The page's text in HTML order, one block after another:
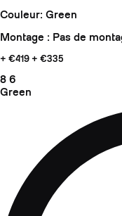
Couleur: Green
Montage : Pas de
+ €419 + €335
8 6
Green